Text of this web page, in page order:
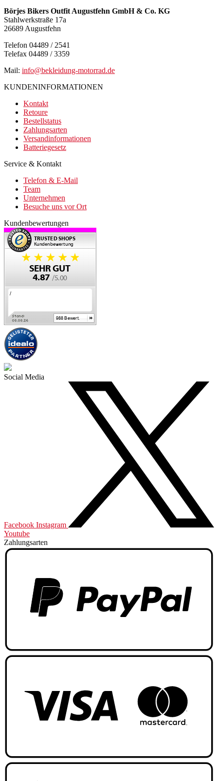
Börjes Bikers Outfit Augustfehn GmbH & Co. KG
Stahlwerkstraße 17a
26689 Augustfehn
Telefon 04489 / 2541
Telefax 04489 / 3359
Mail: info@bekleidung-motorrad.de
KUNDENINFORMATIONEN
Kontakt
Retoure
Bestellstatus
Zahlungsarten
Versandinformationen
Batteriegesetz
Service & Kontakt
Telefon & E-Mail
Team
Unternehmen
Besuche uns vor Ort
Kundenbewertungen
Social Media
Facebook Instagram
Youtube
Zahlungsarten